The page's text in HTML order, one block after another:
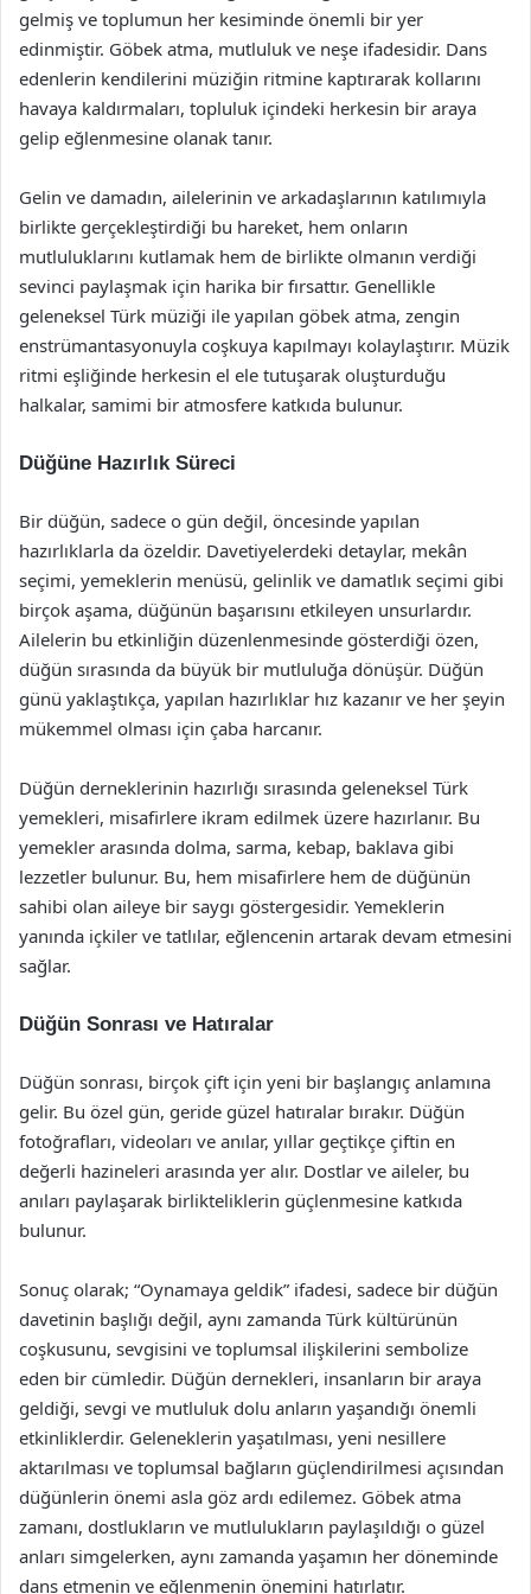
gelmiş ve toplumun her kesiminde önemli bir yer
edinmiştir. Göbek atma, mutluluk ve neşe ifadesidir. Dans
edenlerin kendilerini müziğin ritmine kaptırarak kollarını
havaya kaldırmaları, topluluk içindeki herkesin bir araya
gelip eğlenmesine olanak tanır.
Gelin ve damadın, ailelerinin ve arkadaşlarının katılımıyla
birlikte gerçekleştirdiği bu hareket, hem onların
mutluluklarını kutlamak hem de birlikte olmanın verdiği
sevinci paylaşmak için harika bir fırsattır. Genellikle
geleneksel Türk müziği ile yapılan göbek atma, zengin
enstrümantasyonuyla coşkuya kapılmayı kolaylaştırır. Müzik
ritmi eşliğinde herkesin el ele tutuşarak oluşturduğu
halkalar, samimi bir atmosfere katkıda bulunur.
Düğüne Hazırlık Süreci
Bir düğün, sadece o gün değil, öncesinde yapılan
hazırlıklarla da özeldir. Davetiyelerdeki detaylar, mekân
seçimi, yemeklerin menüsü, gelinlik ve damatlık seçimi gibi
birçok aşama, düğünün başarısını etkileyen unsurlardır.
Ailelerin bu etkinliğin düzenlenmesinde gösterdiği özen,
düğün sırasında da büyük bir mutluluğa dönüşür. Düğün
günü yaklaştıkça, yapılan hazırlıklar hız kazanır ve her şeyin
mükemmel olması için çaba harcanır.
Düğün derneklerinin hazırlığı sırasında geleneksel Türk
yemekleri, misafirlere ikram edilmek üzere hazırlanır. Bu
yemekler arasında dolma, sarma, kebap, baklava gibi
lezzetler bulunur. Bu, hem misafirlere hem de düğünün
sahibi olan aileye bir saygı göstergesidir. Yemeklerin
yanında içkiler ve tatlılar, eğlencenin artarak devam etmesini
sağlar.
Düğün Sonrası ve Hatıralar
Düğün sonrası, birçok çift için yeni bir başlangıç anlamına
gelir. Bu özel gün, geride güzel hatıralar bırakır. Düğün
fotoğrafları, videoları ve anılar, yıllar geçtikçe çiftin en
değerli hazineleri arasında yer alır. Dostlar ve aileler, bu
anıları paylaşarak birlikteliklerin güçlenmesine katkıda
bulunur.
Sonuç olarak; “Oynamaya geldik” ifadesi, sadece bir düğün
davetinin başlığı değil, aynı zamanda Türk kültürünün
coşkusunu, sevgisini ve toplumsal ilişkilerini sembolize
eden bir cümledir. Düğün dernekleri, insanların bir araya
geldiği, sevgi ve mutluluk dolu anların yaşandığı önemli
etkinliklerdir. Geleneklerin yaşatılması, yeni nesillere
aktarılması ve toplumsal bağların güçlendirilmesi açısından
düğünlerin önemi asla göz ardı edilemez. Göbek atma
zamanı, dostlukların ve mutlulukların paylaşıldığı o güzel
anları simgelerken, aynı zamanda yaşamın her döneminde
dans etmenin ve eğlenmenin önemini hatırlatır.